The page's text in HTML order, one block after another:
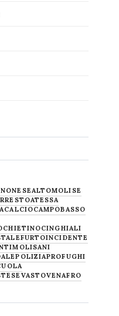
ALTOMOLISE
ATESSA
CALCIOCAMPOBASSO
CHIETINOCINGHIALI
FURTOINCIDENTE
MOLISANI
POLIZIAPROFUGHI
VASTOVENAFRO